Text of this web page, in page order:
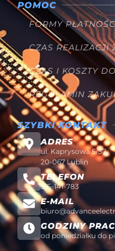
POMOC
FORMY
CZAS REALIZACJI
CZAS I KOSZTY
REGULAMIN
SZYBKI KONTAKT
ADRES
ul. Kaprysowa 5/57
20-067 Lublin
TELEFON
515-141-783
E-MAIL
GODZINY
od poniedziałku do